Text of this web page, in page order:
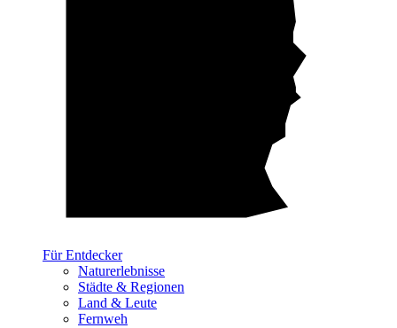
Für Entdecker
Naturerlebnisse
Städte & Regionen
Land & Leute
Fernweh